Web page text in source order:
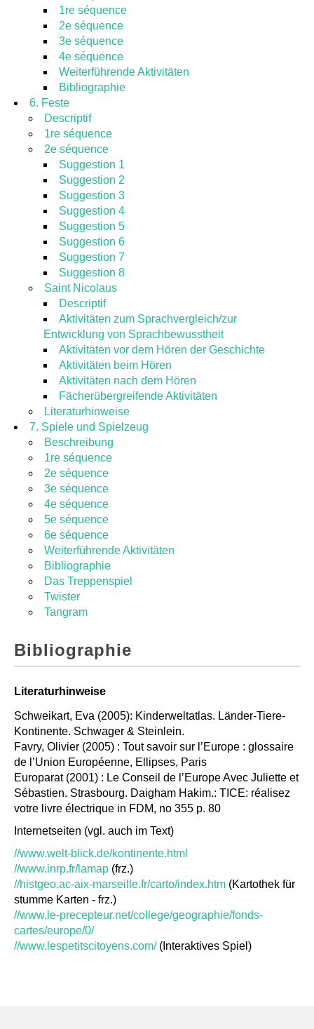
1re séquence
2e séquence
3e séquence
4e séquence
Weiterführende Aktivitäten
Bibliographie
6. Feste
Descriptif
1re séquence
2e séquence
Suggestion 1
Suggestion 2
Suggestion 3
Suggestion 4
Suggestion 5
Suggestion 6
Suggestion 7
Suggestion 8
Saint Nicolaus
Descriptif
Aktivitäten zum Sprachvergleich/zur
Entwicklung von Sprachbewusstheit
Aktivitäten vor dem Hören der Geschichte
Aktivitäten beim Hören
Aktivitäten nach dem Hören
Fächerübergreifende Aktivitäten
Literaturhinweise
7. Spiele und Spielzeug
Beschreibung
1re séquence
2e séquence
3e séquence
4e séquence
5e séquence
6e séquence
Weiterführende Aktivitäten
Bibliographie
Das Treppenspiel
Twister
Tangram
Bibliographie
Literaturhinweise
Schweikart, Eva (2005): Kinderweltatlas. Länder-Tiere-
Kontinente. Schwager & Steinlein.
Favry, Olivier (2005) : Tout savoir sur l’Europe : glossaire
de l’Union Européenne, Ellipses, Paris
Europarat (2001) : Le Conseil de l’Europe Avec Juliette et
Sébastien. Strasbourg. Daigham Hakim.: TICE: réalisez
votre livre électrique in FDM, no 355 p. 80
Internetseiten (vgl. auch im Text)
//www.welt-blick.de/kontinente.html
//www.inrp.fr/lamap (frz.)
//histgeo.ac-aix-marseille.fr/carto/index.htm (Kartothek für
stumme Karten - frz.)
//www.le-precepteur.net/college/geographie/fonds-
cartes/europe/0/
//www.lespetitscitoyens.com/(Interaktives Spiel)